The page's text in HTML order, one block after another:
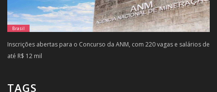
Brasil
Inscrições abertas para o Concurso da ANM, com 220 vagas e salários de
até R$ 12 mil
TAGS